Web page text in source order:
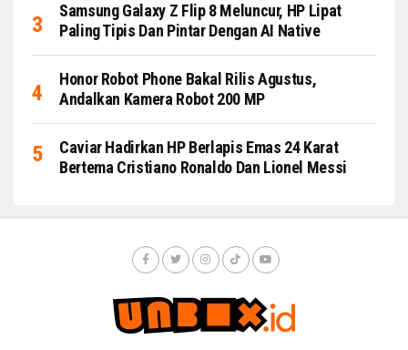
Samsung Galaxy Z Flip 8 Meluncur, HP Lipat
Paling Tipis Dan Pintar Dengan AI Native
Honor Robot Phone Bakal Rilis Agustus,
Andalkan Kamera Robot 200 MP
Caviar Hadirkan HP Berlapis Emas 24 Karat
Bertema Cristiano Ronaldo Dan Lionel Messi